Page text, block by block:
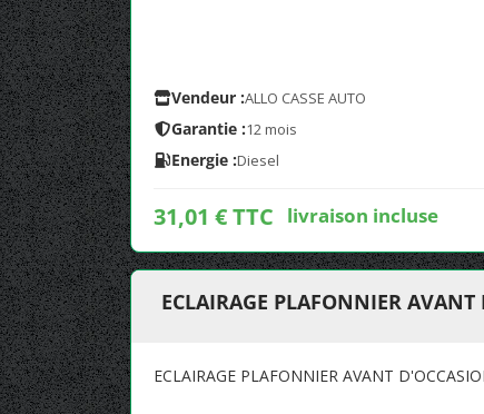
Vendeur :ALLO CASSE AUTO
Garantie :12 mois
Energie :Diesel
31,01 € TTC livraison incluse
ECLAIRAGE PLAFONNIER
ECLAIRAGE PLAFONNIER AVANT